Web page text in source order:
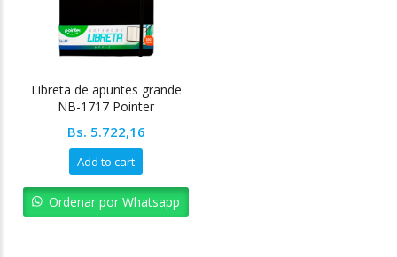
Libreta de apuntes grande
NB-1717 Pointer
Bs. 5.722,16
Add to cart
Ordenar por Whatsapp